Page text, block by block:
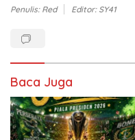
Penulis: Red Editor: SY41
Baca Juga